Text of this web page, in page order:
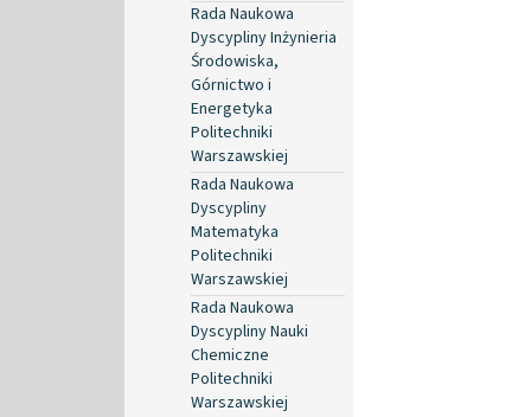
Rada Naukowa
Dyscypliny Inżynieria
Środowiska,
Górnictwo i
Energetyka
Politechniki
Warszawskiej
Rada Naukowa
Dyscypliny
Matematyka
Politechniki
Warszawskiej
Rada Naukowa
Dyscypliny Nauki
Chemiczne
Politechniki
Warszawskiej